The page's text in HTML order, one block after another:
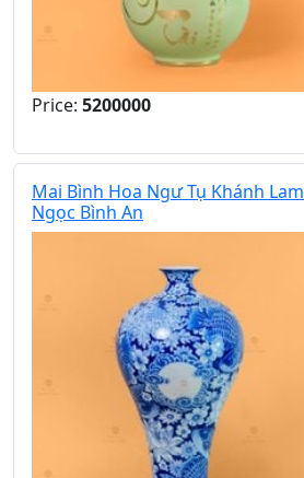
Price: 5200000
Mai Bình Hoa Ngư Tụ Khánh Lam
Ngọc Bình An